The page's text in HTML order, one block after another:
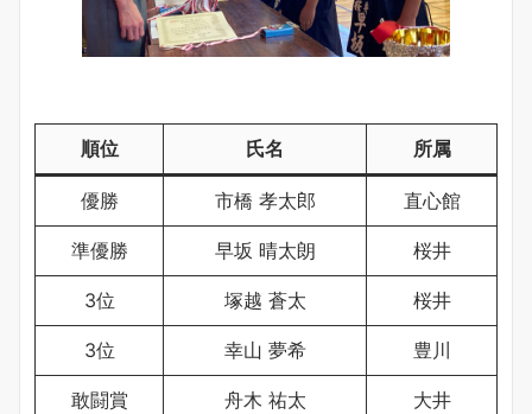
順位 氏名 所属
優勝 市橋 孝太郎 直心館
準優勝 早坂 晴太朗 桜井
3位 塚越 蒼太 桜井
3位 幸山 夢希 豊川
敢闘賞 舟木 祐太 大井